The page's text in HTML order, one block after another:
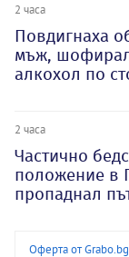
2 часа
Повдигнаха
мъж,
алкохол по
2 часа
Частично
положение в
пропаднал
Оферта от Grabo.bg